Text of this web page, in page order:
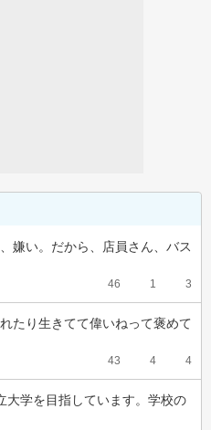
嫌い。だから、店員さん、バス
46 1 3
たり生きてて偉いねって褒めて
43 4 4
大学を目指しています。学校の